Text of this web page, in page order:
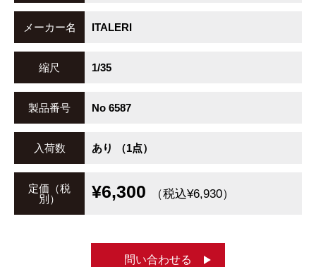
メーカー名 ITALERI
縮尺 1/35
製品番号 No 6587
入荷数 あり （1点）
定価（税
別）
¥6,300 （税込¥6,930）
問い合わせる